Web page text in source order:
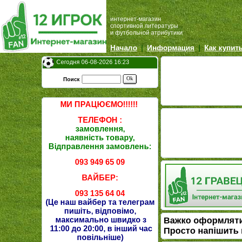
интернет-магазин
спортивной литературы
и футбольной атрибутики
Начало |Информация |Как
Сегодня 06-08-2026 16:23
Поиск Ok
МИ ПРАЦЮЄМО!!!!!!
ТЕЛЕФОН :
замовлення,
наявність товару,
Відправлення замовлень:
093 949 65 09
ВАЙБЕР:
093 135 64 04
(Це наш вайбер та телеграм
пишіть, відповімо,
максимально швидко з
11:00 до 20:00, в інший час
повільніше)
Важко
Просто напішить